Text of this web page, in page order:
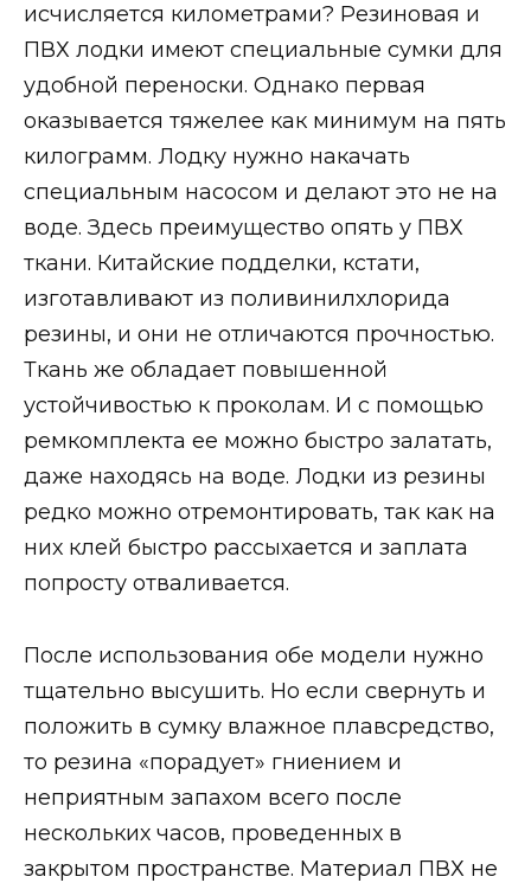
исчисляется километрами? Резиновая и
ПВХ лодки имеют специальные сумки для
удобной переноски. Однако первая
оказывается тяжелее как минимум на пять
килограмм. Лодку нужно накачать
специальным насосом и делают это не на
воде. Здесь преимущество опять у ПВХ
ткани. Китайские подделки, кстати,
изготавливают из поливинилхлорида
резины, и они не отличаются прочностью.
Ткань же обладает повышенной
устойчивостью к проколам. И с помощью
ремкомплекта ее можно быстро залатать,
даже находясь на воде. Лодки из резины
редко можно отремонтировать, так как на
них клей быстро рассыхается и заплата
попросту отваливается.
После использования обе модели нужно
тщательно высушить. Но если свернуть и
положить в сумку влажное плавсредство,
то резина «порадует» гниением и
неприятным запахом всего после
нескольких часов, проведенных в
закрытом пространстве. Материал ПВХ не